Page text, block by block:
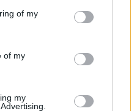
of my
of my
my
L
O
E
cabeças: